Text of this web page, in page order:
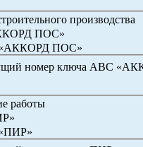
производства
ПОС»
«АККОРД ПОС»
номер ключа АВС
работы